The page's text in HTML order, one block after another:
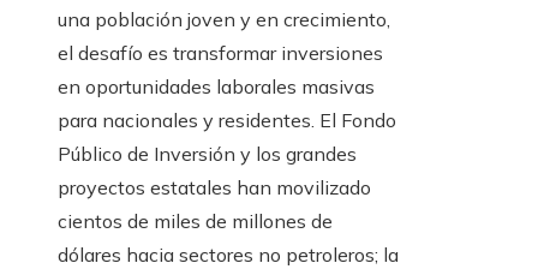
una población joven y en crecimiento,
el desafío es transformar inversiones
en oportunidades laborales masivas
para nacionales y residentes. El Fondo
Público de Inversión y los grandes
proyectos estatales han movilizado
cientos de miles de millones de
dólares hacia sectores no petroleros; la